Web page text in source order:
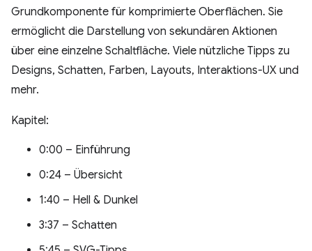
Grundkomponente für komprimierte Oberflächen. Sie
ermöglicht die Darstellung von sekundären Aktionen
über eine einzelne Schaltfläche. Viele nützliche Tipps zu
Designs, Schatten, Farben, Layouts, Interaktions-UX und
mehr.
Kapitel:
0:00 – Einführung
0:24 – Übersicht
1:40 – Hell & Dunkel
3:37 – Schatten